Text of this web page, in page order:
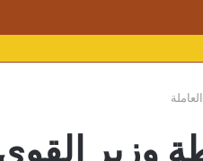
وزير القوى